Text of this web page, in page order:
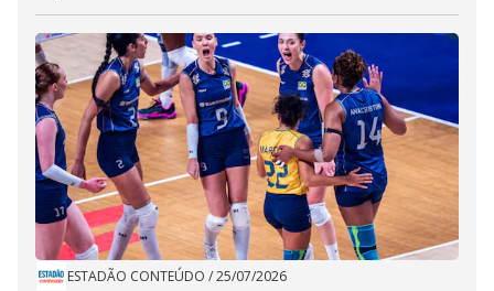
ESTADÃO CONTEÚDO /25/07/2026